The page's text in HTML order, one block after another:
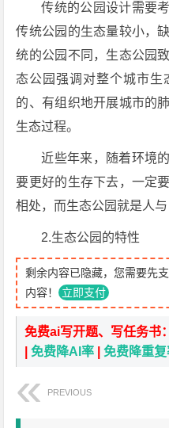
传统的公园设计需要
传统公园的生态量较小，
统的公园不同，生态公园
态公园强调对整个城市生
的、有组织地开展城市的
生态过程。
近些年来，随着环境
要更好的生存下去，一定
相处，而生态公园就是人
2.生态公园的特性
剩余内容已隐藏，您需要先
内容！ 立即支付
免费ai写开题、写任务书
|免费降AI率 |免费降重复
PREVIOUS